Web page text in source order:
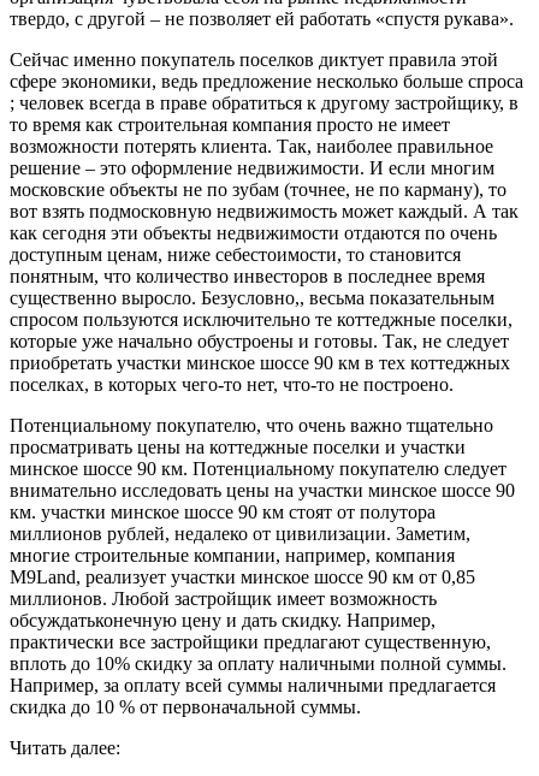
твердо, с другой – не позволяет ей работать «спустя рукава».
Сейчас именно покупатель поселков диктует правила этой
сфере экономики, ведь предложение несколько больше спроса
; человек всегда в праве обратиться к другому застройщику, в
то время как строительная компания просто не имеет
возможности потерять клиента. Так, наиболее правильное
решение – это оформление недвижимости. И если многим
московские объекты не по зубам (точнее, не по карману), то
вот взять подмосковную недвижимость может каждый. А так
как сегодня эти объекты недвижимости отдаются по очень
доступным ценам, ниже себестоимости, то становится
понятным, что количество инвесторов в последнее время
существенно выросло. Безусловно,, весьма показательным
спросом пользуются исключительно те коттеджные поселки,
которые уже начально обустроены и готовы. Так, не следует
приобретать участки минское шоссе 90 км в тех коттеджных
поселках, в которых чего-то нет, что-то не построено.
Потенциальному покупателю, что очень важно тщательно
просматривать цены на коттеджные поселки и участки
минское шоссе 90 км. Потенциальному покупателю следует
внимательно исследовать цены на участки минское шоссе 90
км. участки минское шоссе 90 км стоят от полутора
миллионов рублей, недалеко от цивилизации. Заметим,
многие строительные компании, например, компания
M9Land, реализует участки минское шоссе 90 км от 0,85
миллионов. Любой застройщик имеет возможность
обсуждатьконечную цену и дать скидку. Например,
практически все застройщики предлагают существенную,
вплоть до 10% скидку за оплату наличными полной суммы.
Например, за оплату всей суммы наличными предлагается
скидка до 10 % от первоначальной суммы.
Читать далее: